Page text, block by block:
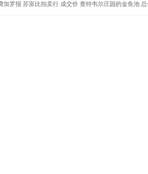
加罗报 苏富比拍卖行 成交价 查特韦尔庄园的金鱼池